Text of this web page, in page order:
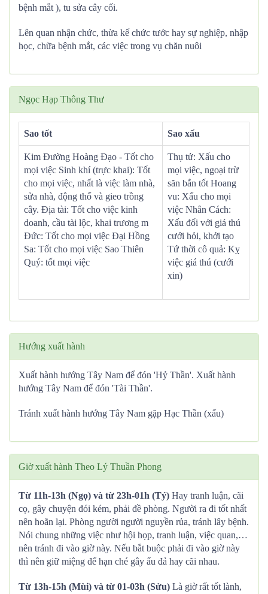
bệnh mắt ), tu sửa cây cối.
Lên quan nhận chức, thừa kế chức tước hay sự nghiệp, nhập
học, chữa bệnh mắt, các việc trong vụ chăn nuôi
Ngọc Hạp Thông Thư
Sao tốt Sao xấu
Kim Đường Hoàng Đạo - Tốt cho
mọi việc Sinh khí (trực khai): Tốt
cho mọi việc, nhất là việc làm nhà,
sửa nhà, động thổ và gieo trồng
cây. Địa tài: Tốt cho việc kinh
doanh, cầu tài lộc, khai trương m
Đức: Tốt cho mọi việc Đại Hồng
Sa: Tốt cho mọi việc Sao Thiên
Quý: tốt mọi việc
Thụ tử: Xấu cho
mọi việc, ngoại trừ
săn bắn tốt Hoang
vu: Xấu cho mọi
việc Nhân Cách:
Xấu đối với giá thú
cưới hỏi, khởi tạo
Tứ thời cô quả: Kỵ
việc giá thú (cưới
xin)
Hướng xuất hành
Xuất hành hướng Tây Nam để đón 'Hỷ Thần'. Xuất hành
hướng Tây Nam để đón 'Tài Thần'.
Tránh xuất hành hướng Tây Nam gặp Hạc Thần (xấu)
Giờ xuất hành Theo Lý Thuần Phong
Từ 11h-13h (Ngọ) và từ 23h-01h (Tý) Hay tranh luận, cãi
cọ, gây chuyện đói kém, phải đề phòng. Người ra đi tốt nhất
nên hoãn lại. Phòng người người nguyền rủa, tránh lây bệnh.
Nói chung những việc như hội họp, tranh luận, việc quan,…
nên tránh đi vào giờ này. Nếu bắt buộc phải đi vào giờ này
thì nên giữ miệng để hạn ché gây ẩu đả hay cãi nhau.
Từ 13h-15h (Mùi) và từ 01-03h (Sửu) Là giờ rất tốt lành,